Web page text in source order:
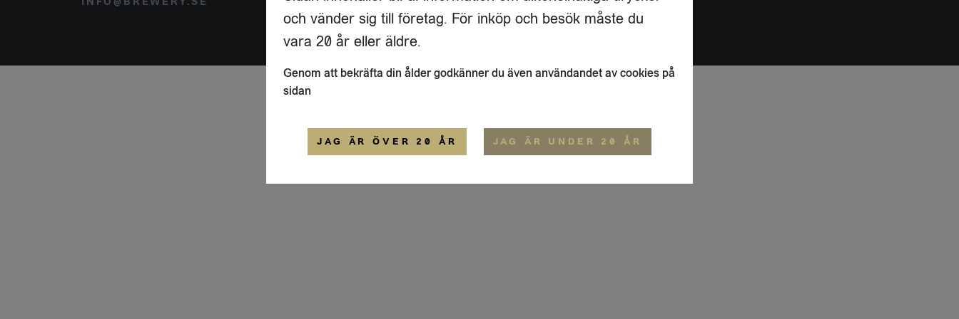
ALLMÄNNA VILLKOR
och vänder sig till företag. För inköp och besök måste du
vara 20 år eller äldre.
Genom att bekräfta din ålder godkänner du även användandet av cookies på
sidan
JAG ÄR ÖVER 20 ÅR JAG ÄR UNDER 20 ÅR